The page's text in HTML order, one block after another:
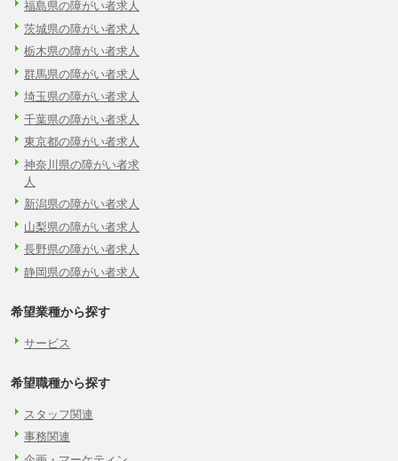
福島県の障がい者求人
茨城県の障がい者求人
栃木県の障がい者求人
群馬県の障がい者求人
埼玉県の障がい者求人
千葉県の障がい者求人
東京都の障がい者求人
神奈川県の障がい者求
人
新潟県の障がい者求人
山梨県の障がい者求人
長野県の障がい者求人
静岡県の障がい者求人
希望業種から探す
サービス
希望職種から探す
スタッフ関連
事務関連